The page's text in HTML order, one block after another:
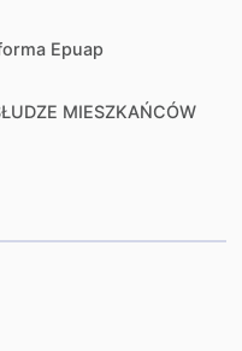
Epuap
MIESZKAŃCÓW